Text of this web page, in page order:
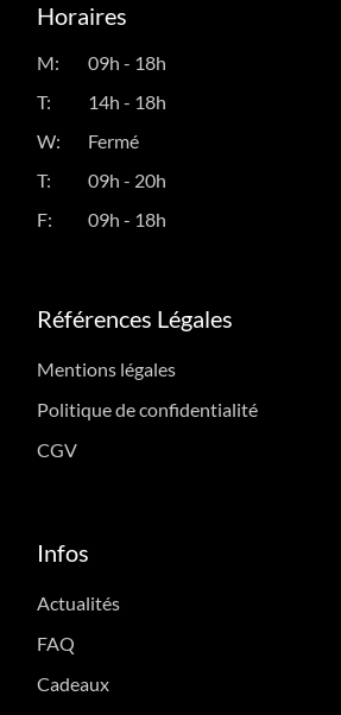
Horaires
M:
09h - 18h
T:
14h - 18h
W:
Fermé
T:
09h - 20h
F:
09h - 18h
Références Légales
Mentions légales
Politique de confidentialité
CGV
Infos
Actualités
FAQ
Cadeaux